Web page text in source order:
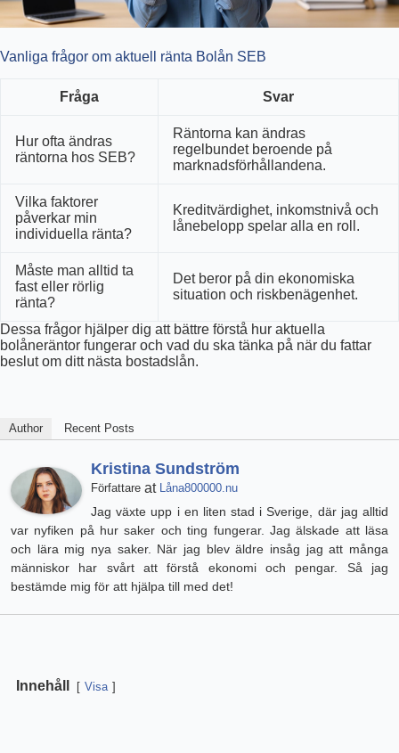
Vanliga frågor om aktuell ränta Bolån SEB
Fråga Svar
Hur ofta ändras
räntorna hos SEB?
Räntorna kan ändras
regelbundet beroende på
marknadsförhållandena.
Vilka faktorer
påverkar min
individuella ränta?
Kreditvärdighet, inkomstnivå och
lånebelopp spelar alla en roll.
Måste man alltid ta
fast eller rörlig
ränta?
Det beror på din ekonomiska
situation och riskbenägenhet.
Dessa frågor hjälper dig att bättre förstå hur aktuella
bolåneräntor fungerar och vad du ska tänka på när du fattar
beslut om ditt nästa bostadslån.
Author Recent Posts
Kristina Sundström
Författare at Låna800000.nu
Jag växte upp i en liten stad i Sverige, där jag alltid
var nyfiken på hur saker och ting fungerar. Jag älskade att läsa
och lära mig nya saker. När jag blev äldre insåg jag att många
människor har svårt att förstå ekonomi och pengar. Så jag
bestämde mig för att hjälpa till med det!
Innehåll Visa